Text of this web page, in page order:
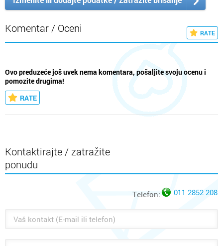
Komentar / Oceni RATE
Ovo preduzeće još uvek nema komentara, pošaljite svoju ocenu i
pomozite drugima!
RATE
Kontaktirajte / zatražite
ponudu
Telefon: 011 2852 208